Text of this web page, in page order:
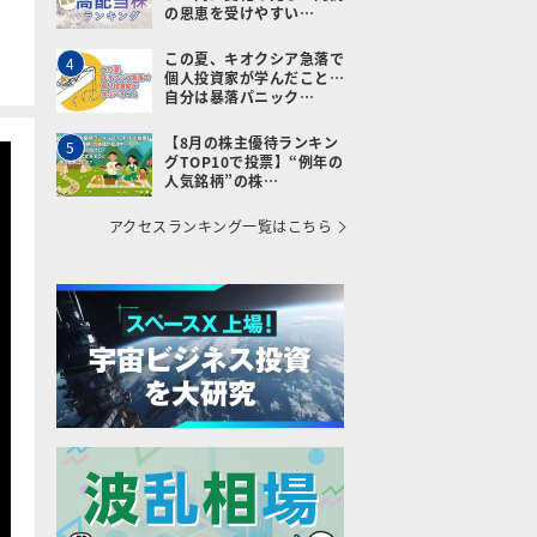
の恩恵を受けやすい…
4
この夏、キオクシア急落で
個人投資家が学んだこと…
自分は暴落パニック…
5
【8月の株主優待ランキン
グTOP10で投票】“例年の
人気銘柄”の株…
アクセスランキング一覧はこちら